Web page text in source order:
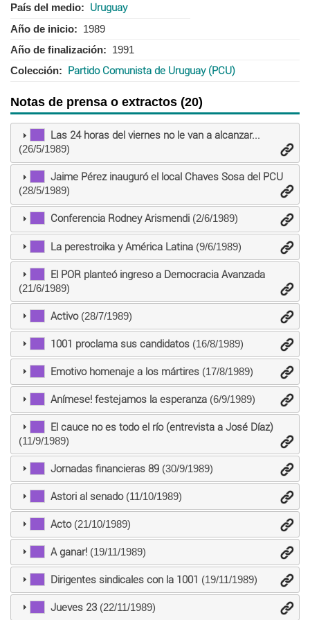
País del medio Uruguay
Año de inicio
1989
Año de finalización
1991
Colección
Partido Comunista de Uruguay (PCU)
Notas de prensa o extractos (20)
Las 24 horas del viernes no le van a alcanzar...
(26/5/1989)
Jaime Pérez inauguró el local Chaves Sosa del PCU
(28/5/1989)
Conferencia Rodney Arismendi(2/6/1989)
La perestroika y América Latina(9/6/1989)
El POR planteó ingreso a Democracia Avanzada
(21/6/1989)
Activo(28/7/1989)
1001 proclama sus candidatos(16/8/1989)
Emotivo homenaje a los mártires(17/8/1989)
Anímese! festejamos la esperanza(6/9/1989)
El cauce no es todo el río (entrevista a José Díaz)
(11/9/1989)
Jornadas financieras 89(30/9/1989)
Astori al senado(11/10/1989)
Acto(21/10/1989)
A ganar!(19/11/1989)
Dirigentes sindicales con la 1001 (19/11/1989)
Jueves 23(22/11/1989)